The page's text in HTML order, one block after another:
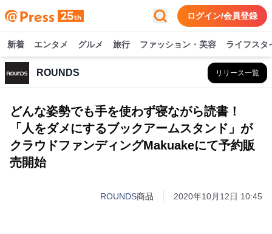
ログイン/会員登録
新着 エンタメ グルメ 旅行 ファッション・美容 ライフスタ
ROUNDS リリース一覧
どんな姿勢でも手を使わず寝ながら読書！
「人をダメにするブックアームスタンド」が
クラウドファンディングMakuakeにて予約販
売開始
ROUNDS商品 2020年10月12日 10:45